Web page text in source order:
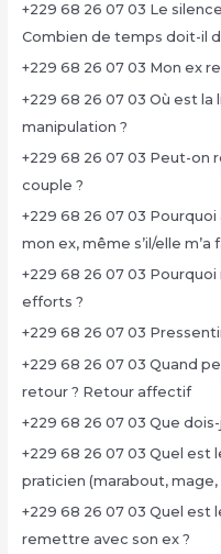
+229 68 26 07 03 Le
Combien de temps doit-il
+229 68 26 07 03 Mon ex
+229 68 26 07 03 Où est
manipulation ?
+229 68 26 07 03 Peut-on
couple ?
+229 68 26 07 03
mon ex, même s’il/elle m’a
+229 68 26 07 03
efforts ?
+229 68 26 07 03
+229 68 26 07 03 Quand
retour ? Retour affectif
+229 68 26 07 03 Que
+229 68 26 07 03 Quel est
praticien (marabout, mage,
+229 68 26 07 03 Quel
remettre avec son ex ?